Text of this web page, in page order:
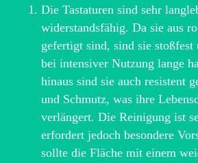
Die Tastaturen sind sehr
widerstandsfähig. Da sie aus
gefertigt sind, sind sie stoßfest
bei intensiver Nutzung lange
hinaus sind sie auch resistent
und Schmutz, was ihre
verlängert. Die Reinigung ist
erfordert jedoch besondere
sollte die Fläche mit einem